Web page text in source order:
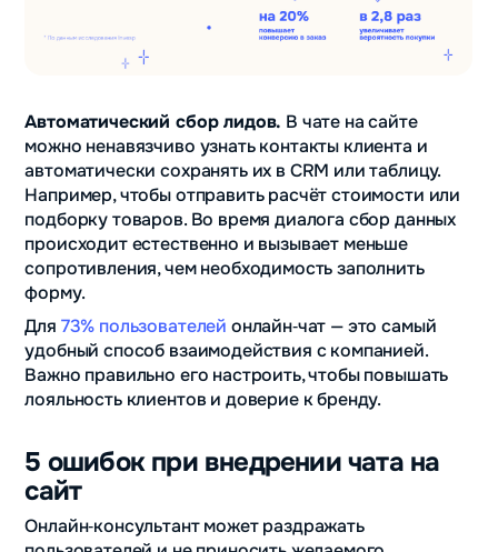
Автоматический сбор лидов. В чате на сайте
можно ненавязчиво узнать контакты клиента и
автоматически сохранять их в CRM или таблицу.
Например, чтобы отправить расчёт стоимости или
подборку товаров. Во время диалога сбор данных
происходит естественно и вызывает меньше
сопротивления, чем необходимость заполнить
форму.
Для 73% пользователей онлайн‑чат — это самый
удобный способ взаимодействия с компанией.
Важно правильно его настроить, чтобы повышать
лояльность клиентов и доверие к бренду.
5 ошибок при внедрении чата на
сайт
Онлайн‑консультант может раздражать